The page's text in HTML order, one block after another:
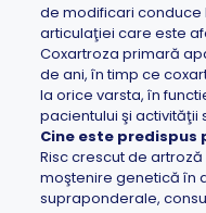
de modificari
articulaţiei care este
Coxartroza primară
de ani, în timp ce
la orice varsta, în
pacientului şi activităţii
Cine este
Risc crescut de
moştenire genetică în
supraponderale,